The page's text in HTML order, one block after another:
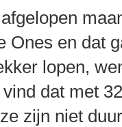
Ones en dat
lopen,
dat met
zijn niet